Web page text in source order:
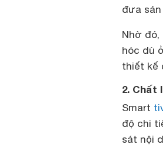
đưa
Nhờ đó,
hóc dù
thiết kế
2. Chất
Smart
độ chi
sát nội